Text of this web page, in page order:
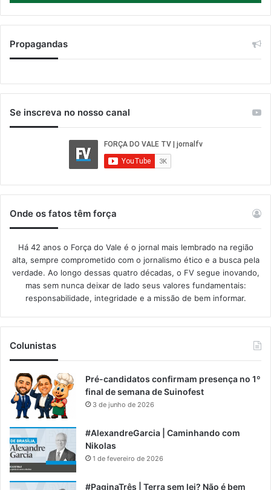
Propagandas
Se inscreva no nosso canal
Onde os fatos têm força
Há 42 anos o Força do Vale é o jornal mais lembrado na região
alta, sempre comprometido com o jornalismo ético e a busca pela
verdade. Ao longo dessas quatro décadas, o FV segue inovando,
mas sem nunca deixar de lado seus valores fundamentais:
responsabilidade, integridade e a missão de bem informar.​
Colunistas
Pré-candidatos confirmam presença no 1º
final de semana de Suinofest
3 de junho de 2026
#AlexandreGarcia | Caminhando com
Nikolas
1 de fevereiro de 2026
#PaginaTrês | Terra sem lei? Não é bem